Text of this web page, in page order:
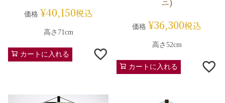
価格 ¥40,150税込
高さ71cm
カートに入れる
ニ)
価格 ¥36,300税込
高さ52cm
カートに入れる